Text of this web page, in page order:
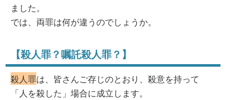
ました。
では、両罪は何が違うのでしょうか。
【殺人罪？嘱託殺人罪？】
殺人罪は、皆さんご存じのとおり、殺意を持って
「人を殺した」場合に成立します。